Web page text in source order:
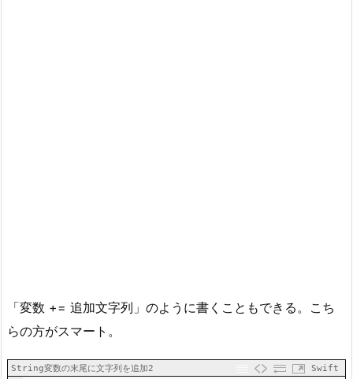
「変数 += 追加文字列」のように書くこともできる。こち
らの方がスマート。
String変数の末尾に文字列を追加2 Swift